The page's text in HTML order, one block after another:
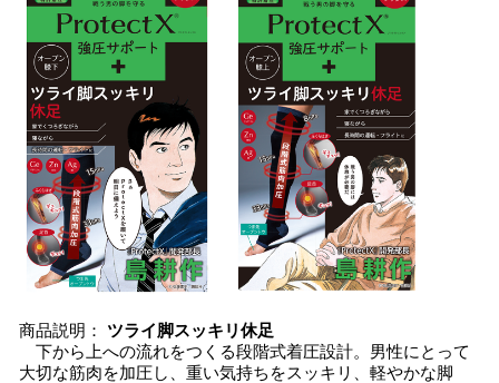
商品説明：
ツライ脚スッキリ休足
下から上への流れをつくる段階式着圧設計。男性にとって
大切な筋肉を加圧し、重い気持ちをスッキリ、軽やかな脚